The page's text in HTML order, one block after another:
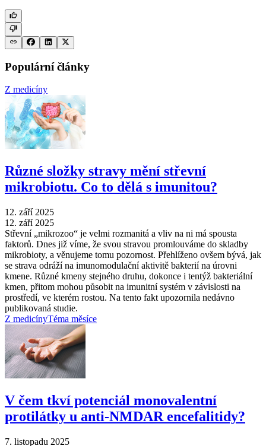
Populární články
Z medicíny
Různé složky stravy mění střevní
mikrobiotu. Co to dělá s imunitou?
12. září 2025
12. září 2025
Střevní „mikrozoo“ je velmi rozmanitá a vliv na ni má spousta
faktorů. Dnes již víme, že svou stravou promlouváme do skladby
mikrobioty, a věnujeme tomu pozornost. Přehlíženo ovšem bývá, jak
se strava odráží na imunomodulační aktivitě bakterií na úrovni
kmene. Různé kmeny stejného druhu, dokonce i tentýž bakteriální
kmen, přitom mohou působit na imunitní systém v závislosti na
prostředí, ve kterém rostou. Na tento fakt upozornila nedávno
publikovaná studie.
Z medicínyTéma měsíce
V čem tkví potenciál monovalentní
protilátky u anti-NMDAR encefalitidy?
7. listopadu 2025